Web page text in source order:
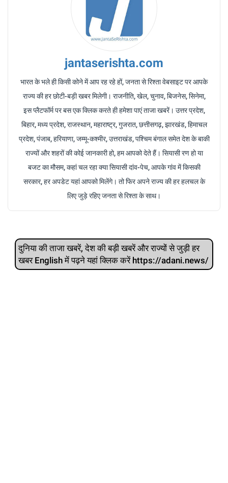
jantaserishta.com
भारत के भले ही किसी कोने में आप रह रहे हों, जनता से रिश्ता वेबसाइट पर आपके
राज्य की हर छोटी-बड़ी खबर मिलेगी। राजनीति, खेल, चुनाव, बिजनेस, सिनेमा,
इस प्लैटफॉर्म पर बस एक क्लिक करते ही हमेशा पाएं ताजा खबरें। उत्तर प्रदेश,
बिहार, मध्य प्रदेश, राजस्थान, महाराष्ट्र, गुजरात, छत्तीसगढ़, झारखंड, हिमाचल
प्रदेश, पंजाब, हरियाणा, जम्मू-कश्मीर, उत्तराखंड, पश्चिम बंगाल समेत देश के बाकी
राज्यों और शहरों की कोई जानकारी हो, हम आपको देते हैं। सियासी रण हो या
बजट का मौसम, कहां चल रहा क्या सियासी दांव-पेच, आपके गांव में किसकी
सरकार, हर अपडेट यहां आपको मिलेंगे। तो फिर अपने राज्य की हर हलचल के
लिए जुड़े रहिए जनता से रिश्ता के साथ।
दुनिया की ताजा खबरें, देश की बड़ी खबरें और राज्‍यों से जुड़ी हर
खबर English में पढ़ने यहां क्लिक करें https://adani.news/